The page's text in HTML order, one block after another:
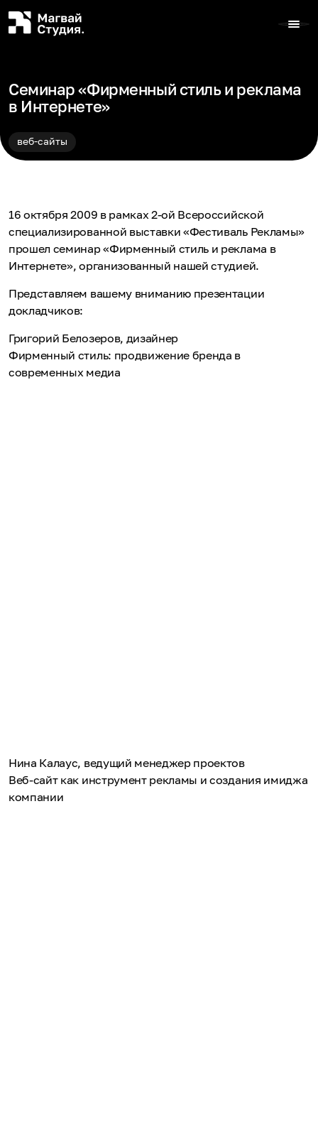
Семинар «Фирменный стиль и реклама
в Интернете»
веб-сайты
16 октября 2009 в рамках 2-ой Всероссийской
специализированной выставки «Фестиваль Рекламы»
прошел семинар «Фирменный стиль и реклама в
Интернете», организованный нашей студией.
Представляем вашему вниманию презентации
докладчиков:
Григорий Белозеров, дизайнер
Фирменный стиль: продвижение бренда в
современных медиа
Нина Калаус, ведущий менеджер проектов
Веб-сайт как инструмент рекламы и создания имиджа
компании